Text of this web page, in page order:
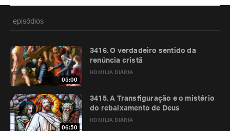
episódios
05:00
HOMILIA DIÁRIA
3416. O verdadeiro sentido da
renúncia cristã
06:50
HOMILIA DIÁRIA
3415. A Transfiguração e o mistério
do rebaixamento de Deus